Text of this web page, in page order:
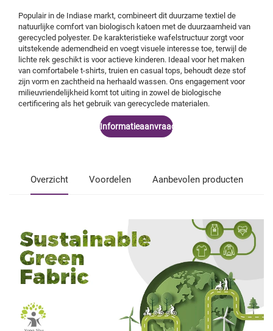
Populair in de Indiase markt, combineert dit duurzame textiel de
natuurlijke comfort van biologisch katoen met de duurzaamheid van
gerecycled polyester. De karakteristieke wafelstructuur zorgt voor
uitstekende ademendheid en voegt visuele interesse toe, terwijl de
lichte rek geschikt is voor actieve kinderen. Ideaal voor het maken
van comfortabele t-shirts, truien en casual tops, behoudt deze stof
zijn vorm en zachtheid na herhaald wassen. Ons engagement voor
milieuvriendelijkheid komt tot uiting in zowel de biologische
certificering als het gebruik van gerecyclede materialen.
Informatieaanvraag
Overzicht Voordelen Aanbevolen producten